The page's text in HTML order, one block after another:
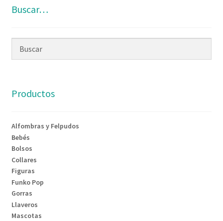
Buscar…
Productos
Alfombras y Felpudos
Bebés
Bolsos
Collares
Figuras
Funko Pop
Gorras
Llaveros
Mascotas